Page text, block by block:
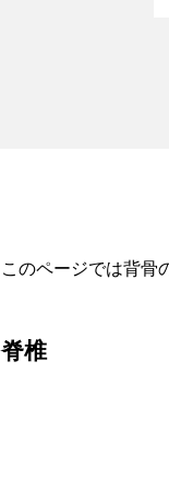
このページでは背骨
脊椎